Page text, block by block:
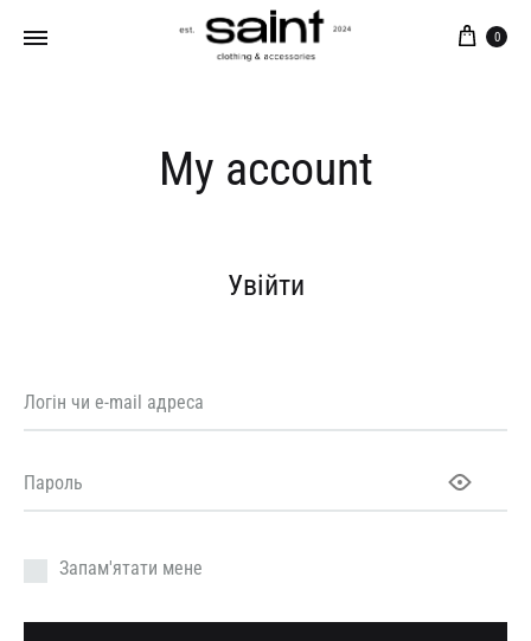
0
My account
Увійти
Логін чи e-mail адреса
Пароль
Запам'ятати мене